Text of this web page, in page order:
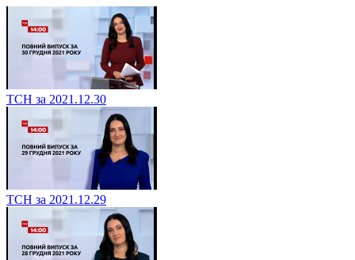
ТСН за 2021.12.30
ТСН за 2021.12.29